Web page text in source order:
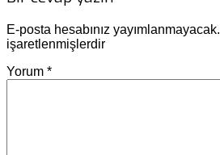
E-posta hesabınız yayımlanmayacak.
işaretlenmişlerdir
Yorum *